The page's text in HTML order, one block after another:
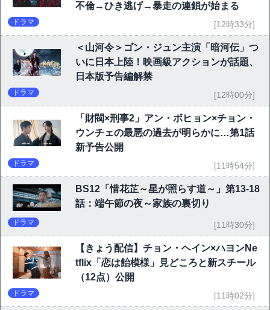
不倫→ひき逃げ→暴走の連鎖が始まる
ドラマ [12時33分]
＜山河令＞ゴン・ジュン主演「暗河伝」つ
いに日本上陸！映画級アクションが話題、
日本版予告編解禁
ドラマ [12時00分]
「財閥×刑事2」アン・ボヒョン×チョン・
ウンチェの最悪の過去が明らかに…第1話
新予告公開
ドラマ [11時54分]
BS12「惜花芷～星が照らす道～」第13-18
話：端午節の夜～家族の裏切り
ドラマ [11時30分]
【きょう配信】チョン・ヘイン×ハヨンNe
tflix「恋は飴模様」見どころと新スチール
（12点）公開
ドラマ [11時02分]